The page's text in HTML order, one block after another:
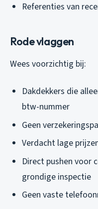
Referenties van
Rode vlaggen
Wees voorzichtig bij:
Dakdekkers die
btw-nummer
Geen
Verdacht lage
Direct pushen voor
grondige inspectie
Geen vaste